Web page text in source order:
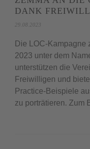
DANK
29.08.2023
Die LOC-Kampagne
2023 unter dem
unterstützen die
Freiwilligen und
Practice-Beispiele
zu porträtieren. Zum